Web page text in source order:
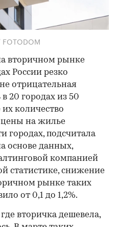
вторичном рынке
России резко
отрицательная
20 городах из 50
количество
цены на жилье
городах, подсчитала
основе данных,
компанией
статистике, снижение
рынке таких
от 0,1 до 1,2%.
вторичка дешевела,